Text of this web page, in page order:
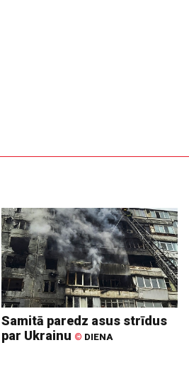
Samitā paredz asus strīdus
par Ukrainu © DIENA